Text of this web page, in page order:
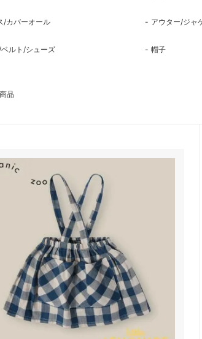
/カバーオール アウター/ジャ
ルト/シューズ 帽子
商品